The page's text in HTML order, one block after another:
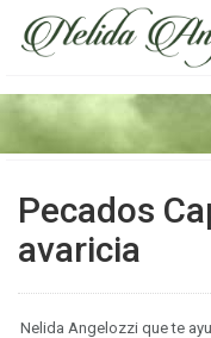
Pecados
avaricia
Nelida Angelozzi que te